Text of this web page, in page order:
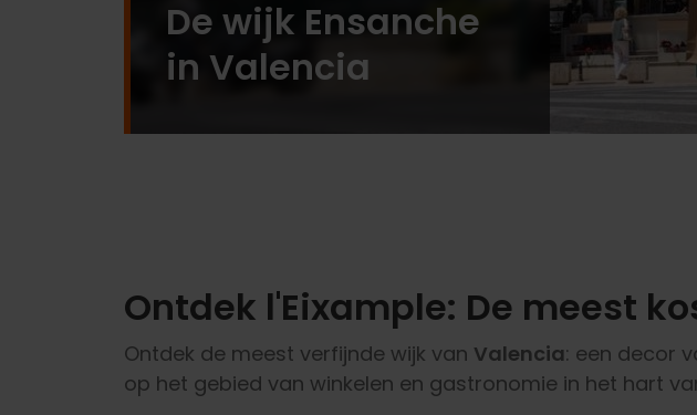
De wijk Ensanche
in Valencia
Ontdek l'Eixample: De meest
Ontdek de meest verfijnde wijk van Valencia: een decor
op het gebied van winkelen en gastronomie in het hart